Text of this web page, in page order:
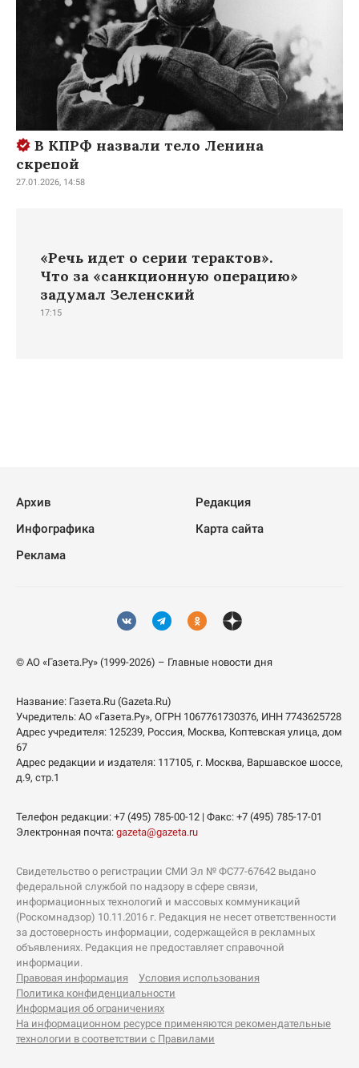
В КПРФ назвали тело Ленина
скрепой
27.01.2026, 14:58
«Речь идет о серии терактов».
Что за «санкционную операцию»
задумал Зеленский
17:15
Архив
Редакция
Инфографика
Карта сайта
Реклама
© АО «Газета.Ру» (1999-2026) – Главные новости дня
Название: Газета.Ru (Gazeta.Ru)
Учредитель: АО «Газета.Ру», ОГРН 1067761730376, ИНН 7743625728
Адрес учредителя: 125239, Россия, Москва, Коптевская улица, дом
67
Адрес редакции и издателя: 117105, г. Москва, Варшавское шоссе,
д.9, стр.1
Телефон редакции: +7 (495) 785-00-12 | Факс: +7 (495) 785-17-01
Электронная почта: gazeta@gazeta.ru
Свидетельство о регистрации СМИ Эл № ФС77-67642 выдано
федеральной службой по надзору в сфере связи,
информационных технологий и массовых коммуникаций
(Роскомнадзор) 10.11.2016 г. Редакция не несет ответственности
за достоверность информации, содержащейся в рекламных
объявлениях. Редакция не предоставляет справочной
информации.
Правовая информация
Условия использования
Политика конфиденциальности
Информация об ограничениях
На информационном ресурсе применяются рекомендательные
технологии в соответствии с Правилами